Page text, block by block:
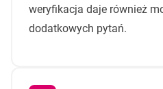
weryfikacja daje również
dodatkowych pytań.